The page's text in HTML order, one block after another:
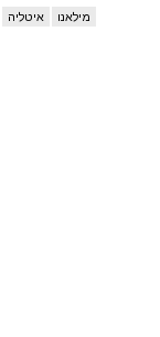
מילאנו איטליה